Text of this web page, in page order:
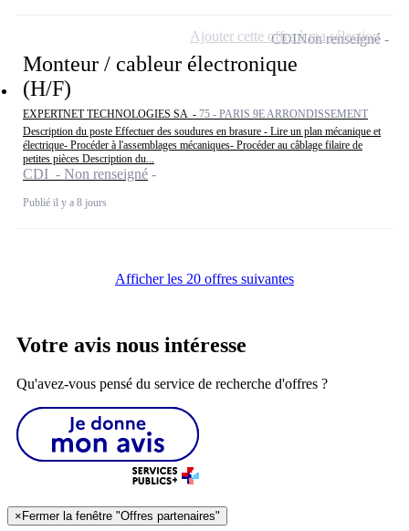
Monteur / cableur électronique
(H/F)
EXPERTNET TECHNOLOGIES SA - 75 - PARIS 9E ARRONDISSEMENT
Description du poste Effectuer des soudures en brasure - Lire un plan mécanique et
électrique- Procéder à l'assemblages mécaniques- Procéder au câblage filaire de
petites pièces Description du...
CDI - Non renseigné
Publié il y a 8 jours
CDINon renseigné
Ajouter cette offre à ma sélection
Afficher les 20 offres suivantes
Votre avis nous intéresse
Qu'avez-vous pensé du service de recherche d'offres ?
×Fermer la fenêtre "Offres partenaires"